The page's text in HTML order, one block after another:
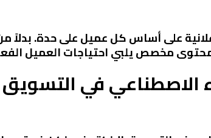
على أساس كل عميل على حدة. بدلاً
مخصص يلبي احتياجات العميل
الاصطناعي في التسويق